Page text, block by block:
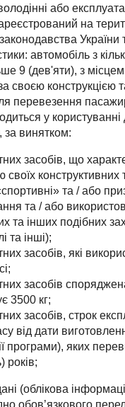
або
на
України
автомобіль з
9 (дев'яти), з місцем
своєю конструкцією
перевезення
у користуванні
за винятком:
засобів, що
своїх конструктивних
та / або
та / або
та інших подібних
та інші);
засобів, які
засобів
3500 кг;
засобів, строк
від дати
програми), яких
років;
(облікова